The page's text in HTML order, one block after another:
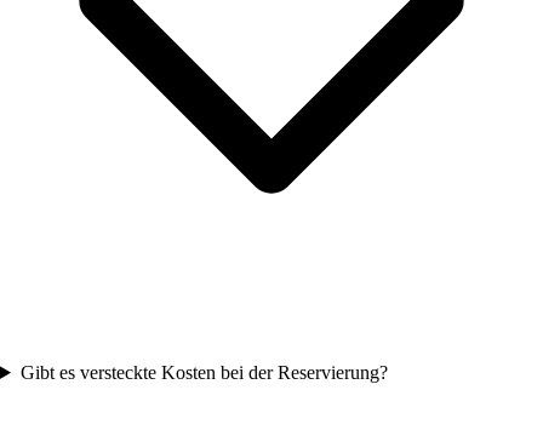
Gibt es versteckte Kosten bei der Reservierung?